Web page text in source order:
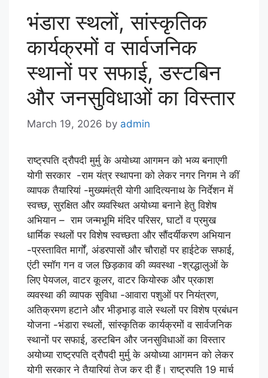
भंडारा स्थलों, सांस्कृतिक
कार्यक्रमों व सार्वजनिक
स्थानों पर सफाई, डस्टबिन
और जनसुविधाओं का विस्तार
March 19, 2026 by admin
राष्ट्रपति द्रौपदी मुर्मु के अयोध्या आगमन को भव्य बनाएगी
योगी सरकार -राम यंत्र स्थापना को लेकर नगर निगम ने कीं
व्यापक तैयारियां -मुख्यमंत्री योगी आदित्यनाथ के निर्देशन में
स्वच्छ, सुरक्षित और व्यवस्थित अयोध्या बनाने हेतु विशेष
अभियान – राम जन्मभूमि मंदिर परिसर, घाटों व प्रमुख
धार्मिक स्थलों पर विशेष स्वच्छता और सौंदर्यीकरण अभियान
-प्रस्तावित मार्गों, अंडरपासों और चौराहों पर हाईटेक सफाई,
एंटी स्मॉग गन व जल छिड़काव की व्यवस्था -श्रद्धालुओं के
लिए पेयजल, वाटर कूलर, वाटर कियोस्क और प्रकाश
व्यवस्था की व्यापक सुविधा -आवारा पशुओं पर नियंत्रण,
अतिक्रमण हटाने और भीड़भाड़ वाले स्थलों पर विशेष प्रबंधन
योजना -भंडारा स्थलों, सांस्कृतिक कार्यक्रमों व सार्वजनिक
स्थानों पर सफाई, डस्टबिन और जनसुविधाओं का विस्तार
अयोध्या राष्ट्रपति द्रौपदी मुर्मु के अयोध्या आगमन को लेकर
योगी सरकार ने तैयारियां तेज कर दी हैं। राष्ट्रपति 19 मार्च